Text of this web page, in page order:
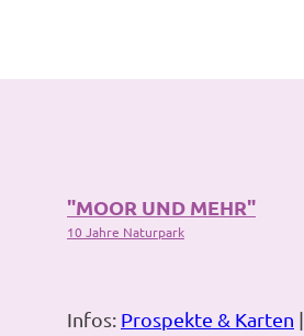
"MOOR UND MEHR"
10 Jahre Naturpark
Infos: Prospekte & Karten |